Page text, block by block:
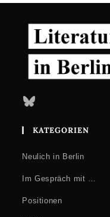
Bluesky
KATEGORIEN
Neulich in Berlin
Im Gespräch mit …
Positionen